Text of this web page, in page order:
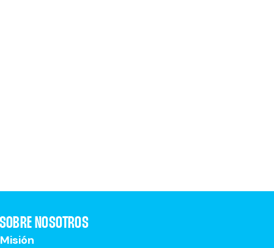
SOBRE NOSOTROS
Misión